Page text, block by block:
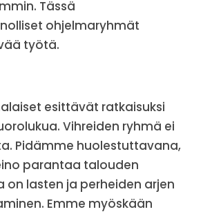
Tässä
ohjelmaryhmät
työtä.
esittävät ratkaisuksi
Vihreiden ryhmä ei
Pidämme huolestuttavana,
parantaa talouden
on lasten ja perheiden arjen
Emme myöskään